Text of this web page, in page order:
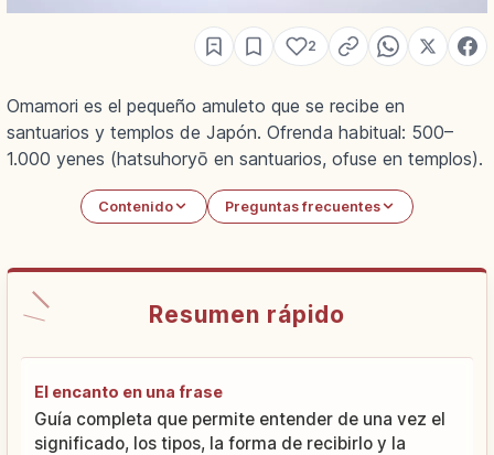
2
Omamori es el pequeño amuleto que se recibe en
santuarios y templos de Japón. Ofrenda habitual: 500–
1.000 yenes (hatsuhoryō en santuarios, ofuse en templos).
Contenido Preguntas frecuentes
Resumen rápido
El encanto en una frase
Guía completa que permite entender de una vez el
significado, los tipos, la forma de recibirlo y la